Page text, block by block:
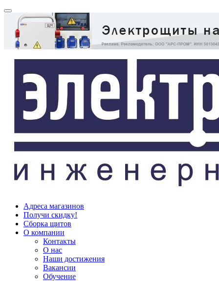
Адреса магазинов
Получи скидку!
Сборка щитов
О компании
Контакты
О нас
Наши достижения
Вакансии
Обучение